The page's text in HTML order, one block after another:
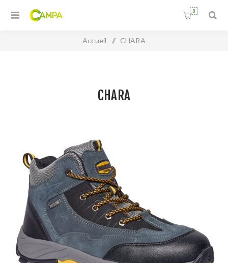
0
Accueil / CHARA
CHARA